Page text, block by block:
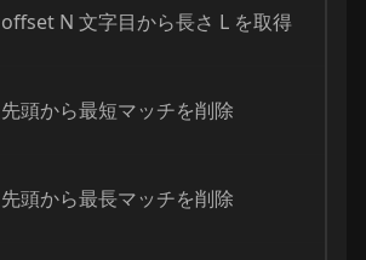
offset N 文字目から長さ L を取得
先頭から最短マッチを削除
先頭から最長マッチを削除